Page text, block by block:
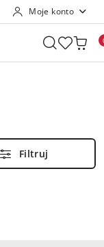
Moje konto
Filtruj